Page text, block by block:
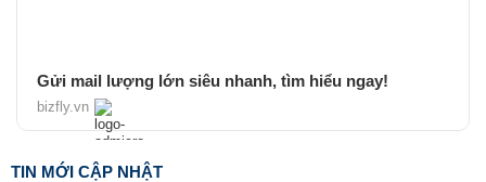
Gửi mail lượng lớn siêu nhanh, tìm hiểu ngay!
bizfly.vn
TIN MỚI CẬP NHẬT